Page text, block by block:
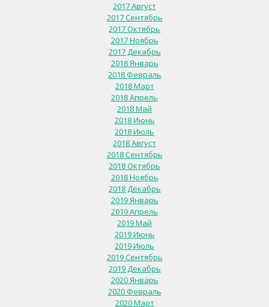
2017 Август
2017 Сентябрь
2017 Октябрь
2017 Ноябрь
2017 Декабрь
2018 Январь
2018 Февраль
2018 Март
2018 Апрель
2018 Май
2018 Июнь
2018 Июль
2018 Август
2018 Сентябрь
2018 Октябрь
2018 Ноябрь
2018 Декабрь
2019 Январь
2019 Апрель
2019 Май
2019 Июнь
2019 Июль
2019 Сентябрь
2019 Декабрь
2020 Январь
2020 Февраль
2020 Март